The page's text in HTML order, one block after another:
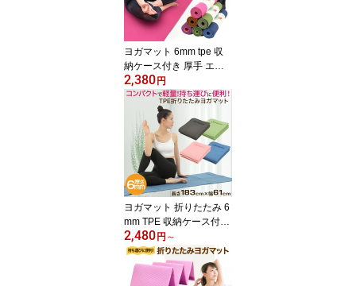
ヨガマット 6mm tpe 収
納ケース付き 厚手 エク
ササイズマット ホットヨ
ガマット マット ラグ お
しゃれ ストレッチマット
トレーニングマット ピラ
ティス ストレッチ スト
レッチグッズ ヨガラグ
送料無料【楽天ランキン
グ受賞】
2,380 円
ヨガマット 折りたたみ 6
mm TPE 収納ケース付き
厚手 軽量 エクササイズ
マット ホットヨガマット
初心者 コンパクト マッ
ト ラグ おしゃれ ストレ
2,480 円 ～